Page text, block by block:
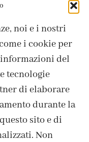
noi e i nostri
i cookie per
del
tecnologie
di elaborare
durante la
sito e di
Non